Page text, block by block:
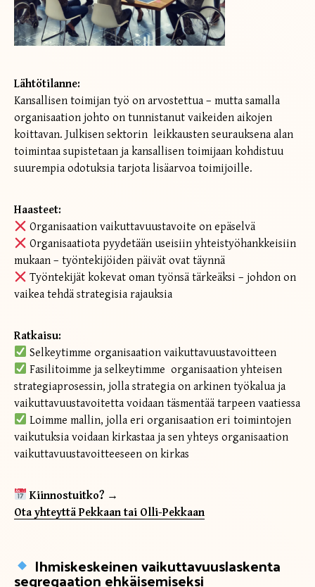
Lähtötilanne:
Kansallisen toimijan työ on arvostettua – mutta samalla
organisaation johto on tunnistanut vaikeiden aikojen
koittavan. Julkisen sektorin leikkausten seurauksena alan
toimintaa supistetaan ja kansallisen toimijaan kohdistuu
suurempia odotuksia tarjota lisäarvoa toimijoille.
Haasteet:
Organisaation vaikuttavuustavoite on epäselvä
Organisaatiota pyydetään useisiin yhteistyöhankkeisiin
mukaan – työntekijöiden päivät ovat täynnä
Työntekijät kokevat oman työnsä tärkeäksi – johdon on
vaikea tehdä strategisia rajauksia
Ratkaisu:
Selkeytimme organisaation vaikuttavuustavoitteen
Fasilitoimme ja selkeytimme organisaation yhteisen
strategiaprosessin, jolla strategia on arkinen työkalua ja
vaikuttavuustavoitetta voidaan täsmentää tarpeen vaatiessa
Loimme mallin, jolla eri organisaation eri toimintojen
vaikutuksia voidaan kirkastaa ja sen yhteys organisaation
vaikuttavuustavoitteeseen on kirkas
Kiinnostuitko? →
Ota yhteyttä Pekkaan tai Olli-Pekkaan
Ihmiskeskeinen vaikuttavuuslaskenta
segregaation ehkäisemiseksi